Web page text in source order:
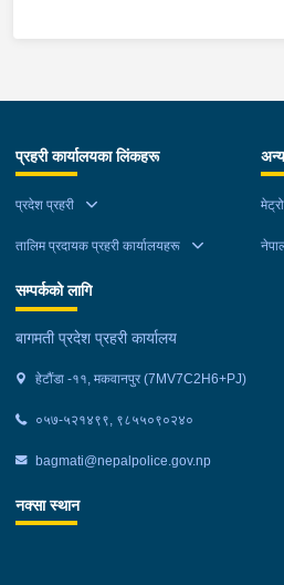
लागुऔषध गाँजा २६ किलोग्राम २० ग्राम
समिर मोक्तान र सोहि हेटौंडा
भईरहेको छ ।
प्रहरी कार्यालयका लिंकहरू
प्रदेश प्रहरी
तालिम प्रदायक प्रहरी कार्यालयहरू
सम्पर्कको लागि
बागमती प्रदेश प्रहरी कार्यालय
हेटौंडा -११, मकवानपुर (7MV7C2H6+PJ)
०५७-५२१४९९, ९८५५०९०२४०
bagmati@nepalpolice.gov.np
नक्सा स्थान